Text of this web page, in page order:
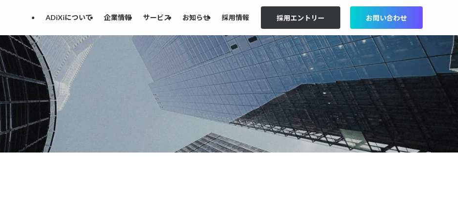
ADiXiについて 企業情報 サービス お知らせ 採用情報 採用エントリー お問い合わせ